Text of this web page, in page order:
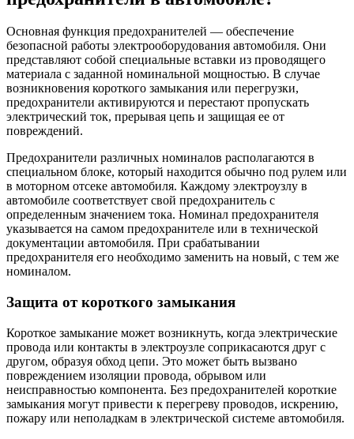
Основная функция предохранителей — обеспечение
безопасной работы электрооборудования автомобиля. Они
представляют собой специальные вставки из проводящего
материала с заданной номинальной мощностью. В случае
возникновения короткого замыкания или перегрузки,
предохранители активируются и перестают пропускать
электрический ток, прерывая цепь и защищая ее от
повреждений.
Предохранители различных номиналов располагаются в
специальном блоке, который находится обычно под рулем или
в моторном отсеке автомобиля. Каждому электроузлу в
автомобиле соответствует свой предохранитель с
определенным значением тока. Номинал предохранителя
указывается на самом предохранителе или в технической
документации автомобиля. При срабатывании
предохранителя его необходимо заменить на новый, с тем же
номиналом.
Защита от короткого замыкания
Короткое замыкание может возникнуть, когда электрические
провода или контакты в электроузле соприкасаются друг с
другом, образуя обход цепи. Это может быть вызвано
повреждением изоляции провода, обрывом или
неисправностью компонента. Без предохранителей короткие
замыкания могут привести к перегреву проводов, искрению,
пожару или неполадкам в электрической системе автомобиля.